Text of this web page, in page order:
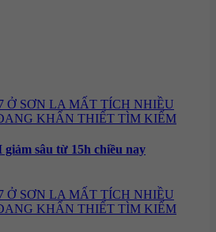
sâu từ 15h chiều nay